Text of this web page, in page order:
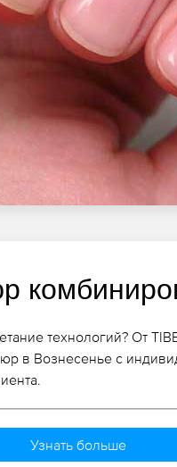
технологий? От
в Вознесенье с
Узнать больше